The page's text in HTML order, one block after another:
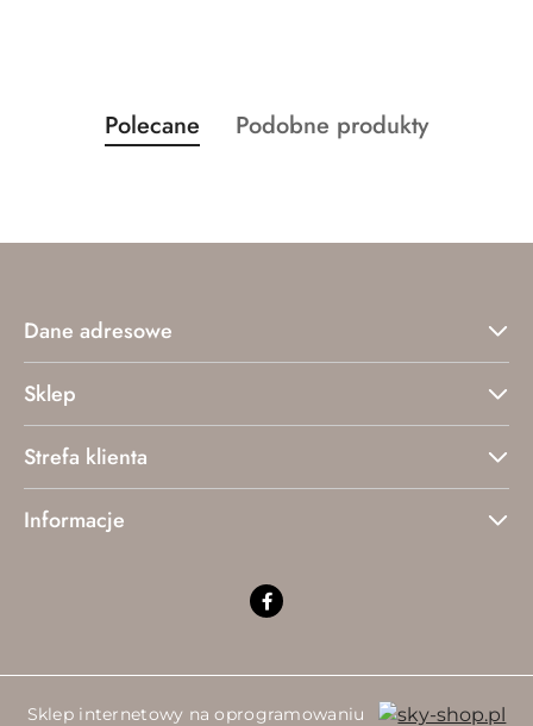
Pomiń karuzelę produktów
Produkty
o
Polecane
Produkty
Podobne produkty
Dane adresowe
Sklep
Strefa klienta
Informacje
Sklep internetowy na oprogramowaniu